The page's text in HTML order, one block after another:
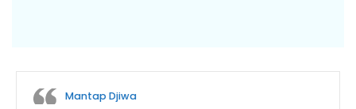
Mantap Djiwa